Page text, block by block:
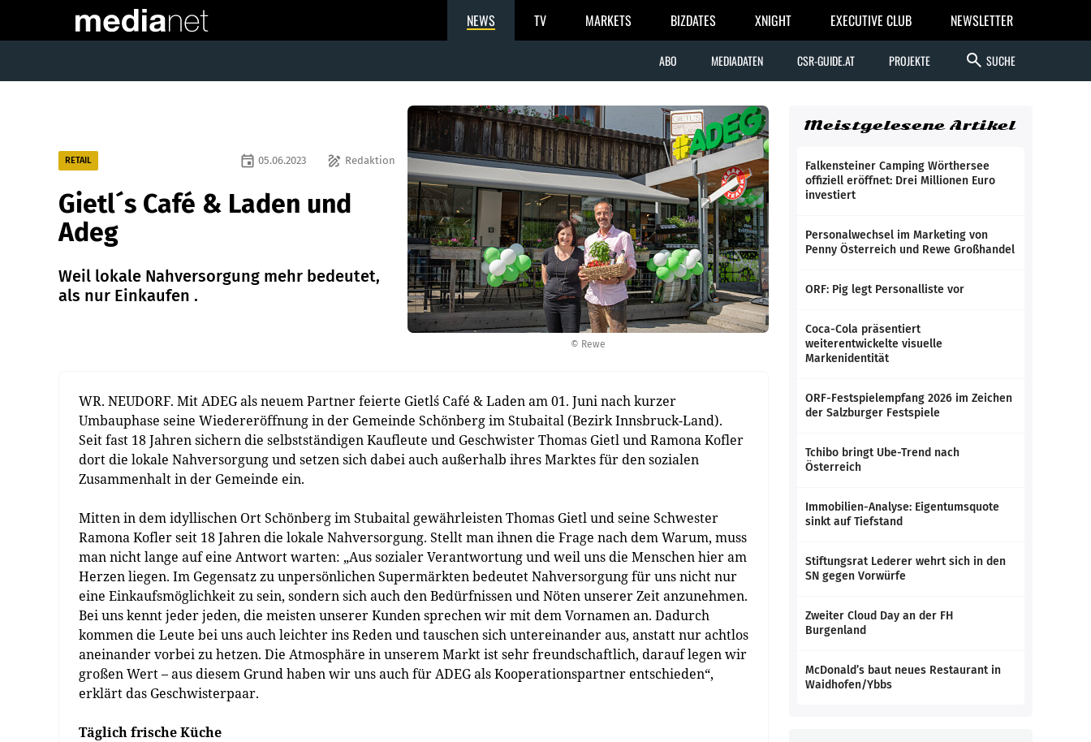
NEWS TV MARKETS BIZDATES XNIGHT EXECUTIVE CLUB NEWSLETTER
ABO MEDIADATEN CSR-GUIDE.AT PROJEKTE search SUCHE
© Rewe
RETAIL draw Redaktion
event 05.06.2023
Gietl´s Café & Laden und
Adeg
Weil lokale Nahversorgung mehr bedeutet,
als nur Einkaufen .
WR. NEUDORF. Mit ADEG als neuem Partner feierte Gietl´s Café & Laden am 01. Juni nach kurzer
Umbauphase seine Wiedereröffnung in der Gemeinde Schönberg im Stubaital (Bezirk Innsbruck-Land).
Seit fast 18 Jahren sichern die selbstständigen Kaufleute und Geschwister Thomas Gietl und Ramona Kofler
dort die lokale Nahversorgung und setzen sich dabei auch außerhalb ihres Marktes für den sozialen
Zusammenhalt in der Gemeinde ein.
Mitten in dem idyllischen Ort Schönberg im Stubaital gewährleisten Thomas Gietl und seine Schwester
Ramona Kofler seit 18 Jahren die lokale Nahversorgung. Stellt man ihnen die Frage nach dem Warum, muss
man nicht lange auf eine Antwort warten: „Aus sozialer Verantwortung und weil uns die Menschen hier am
Herzen liegen. Im Gegensatz zu unpersönlichen Supermärkten bedeutet Nahversorgung für uns nicht nur
eine Einkaufsmöglichkeit zu sein, sondern sich auch den Bedürfnissen und Nöten unserer Zeit anzunehmen.
Bei uns kennt jeder jeden, die meisten unserer Kunden sprechen wir mit dem Vornamen an. Dadurch
kommen die Leute bei uns auch leichter ins Reden und tauschen sich untereinander aus, anstatt nur achtlos
aneinander vorbei zu hetzen. Die Atmosphäre in unserem Markt ist sehr freundschaftlich, darauf legen wir
großen Wert – aus diesem Grund haben wir uns auch für ADEG als Kooperationspartner entschieden“,
erklärt das Geschwisterpaar.
Täglich frische Küche
Meistgelesene Artikel
Falkensteiner Camping Wörthersee
offiziell eröffnet: Drei Millionen Euro
investiert
Personalwechsel im Marketing von
Penny Österreich und Rewe Großhandel
ORF: Pig legt Personalliste vor
Coca-Cola präsentiert
weiterentwickelte visuelle
Markenidentität
ORF-Festspielempfang 2026 im Zeichen
der Salzburger Festspiele
Tchibo bringt Ube-Trend nach
Österreich
Immobilien-Analyse: Eigentumsquote
sinkt auf Tiefstand
Stiftungsrat Lederer wehrt sich in den
SN gegen Vorwürfe
Zweiter Cloud Day an der FH
Burgenland
McDonald’s baut neues Restaurant in
Waidhofen/Ybbs